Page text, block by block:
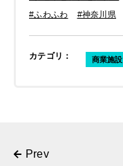
#ふわふわ
#神奈川県
カテゴリ ： 商業施設